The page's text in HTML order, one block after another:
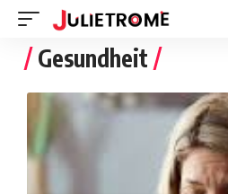
Gesundheit